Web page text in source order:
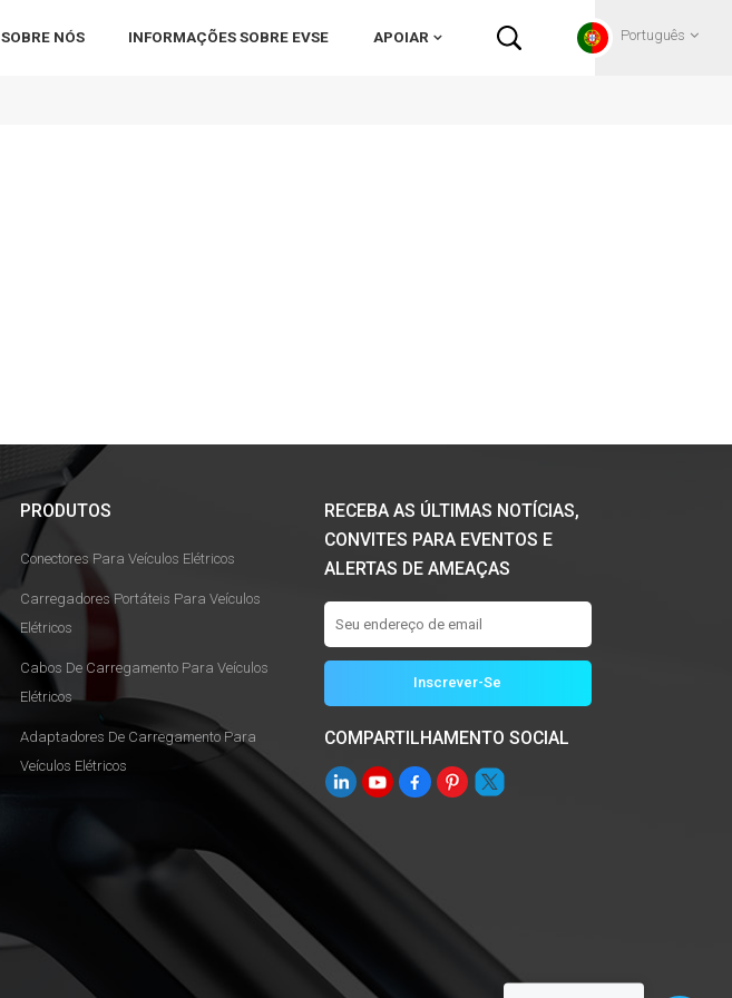
SOBRE NÓS INFORMAÇÕES SOBRE EVSE APOIAR Português
PRODUTOS
Conectores Para Veículos Elétricos
Carregadores Portáteis Para Veículos
Elétricos
Cabos De Carregamento Para Veículos
Elétricos
Adaptadores De Carregamento Para
Veículos Elétricos
RECEBA AS ÚLTIMAS NOTÍCIAS,
CONVITES PARA EVENTOS E
ALERTAS DE AMEAÇAS
COMPARTILHAMENTO SOCIAL